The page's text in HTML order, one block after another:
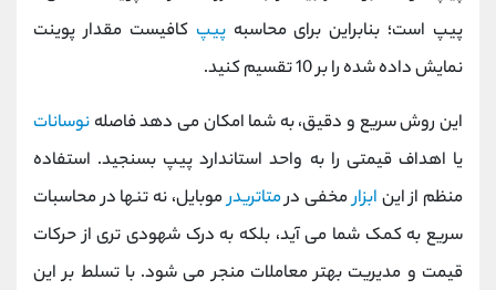
پیپ است؛ بنابراین برای محاسبهپیپ کافیست مقدار پوینت
نمایش ‌داده ‌شده را بر 10 تقسیم کنید.
این روش سریع و دقیق، به شما امکان می‌ دهد فاصله نوسانات
یا اهداف قیمتی را به واحد استاندارد پیپ بسنجید. استفاده
منظم از این ابزارمخفی درمتاتریدرموبایل، نه ‌تنها در محاسبات
سریع به کمک شما می ‌آید، بلکه به درک شهودی‌ تری از حرکات
قیمت و مدیریت بهتر معاملات منجر می ‌شود. با تسلط بر این